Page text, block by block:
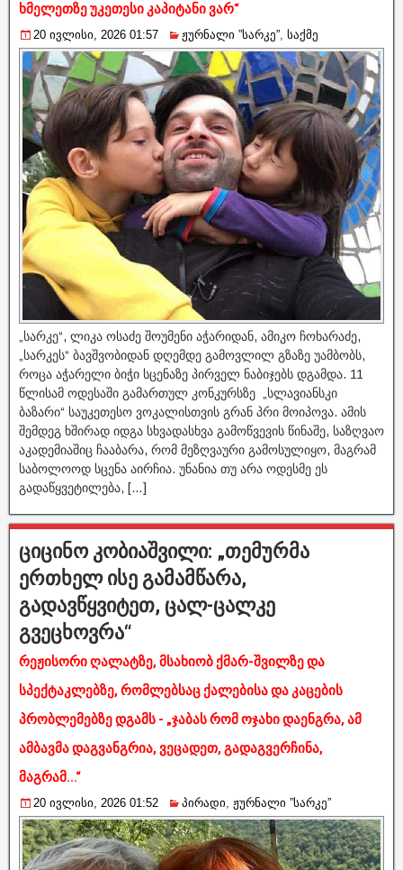
ხმელეთზე უკეთესი კაპიტანი ვარ“
20 ივლისი, 2026 01:57 ჟურნალი ”სარკე”, საქმე
„სარკე“, ლიკა ოსაძე შოუმენი აჭარიდან, ამიკო ჩოხარაძე,
„სარკეს“ ბავშვობიდან დღემდე გამოვლილ გზაზე უამბობს,
როცა აჭარელი ბიჭი სცენაზე პირველ ნაბიჯებს დგამდა. 11
წლისამ ოდესაში გამართულ კონკურსზე „სლავიანსკი
ბაზარი“ საუკეთესო ვოკალისთვის გრან პრი მოიპოვა. ამის
შემდეგ ხშირად იდგა სხვადასხვა გამოწვევის წინაშე, საზღვაო
აკადემიაშიც ჩააბარა, რომ მეზღვაური გამოსულიყო, მაგრამ
საბოლოოდ სცენა აირჩია. უნანია თუ არა ოდესმე ეს
გადაწყვეტილება, […]
ციცინო კობიაშვილი: „თემურმა
ერთხელ ისე გამამწარა,
გადავწყვიტეთ, ცალ-ცალკე
გვეცხოვრა“
რეჟისორი ღალატზე, მსახიობ ქმარ-შვილზე და
სპექტაკლებზე, რომლებსაც ქალებისა და კაცების
პრობლემებზე დგამს - „ჯაბას რომ ოჯახი დაენგრა, ამ
ამბავმა დაგვანგრია, ვეცადეთ, გადაგვერჩინა,
მაგრამ...“
20 ივლისი, 2026 01:52 პირადი, ჟურნალი ”სარკე”